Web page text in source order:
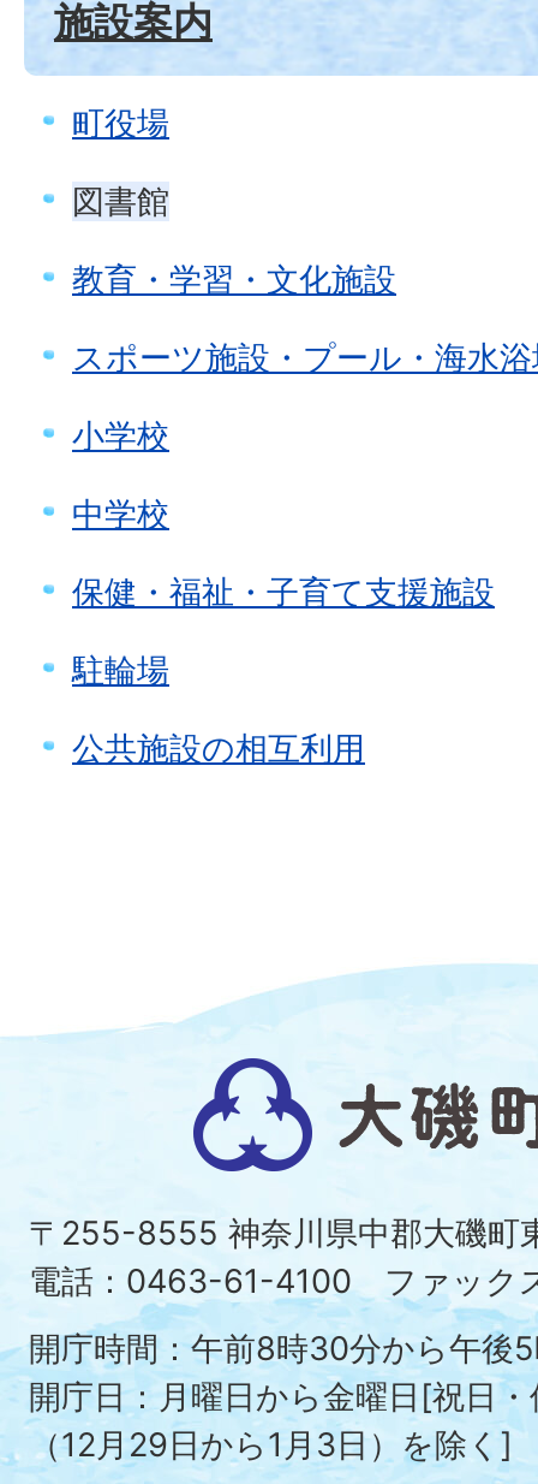
施設案内
町役場
図書館
教育・学習・文化施設
スポーツ施設・プール・海水
小学校
中学校
保健・福祉・子育て支援施設
駐輪場
公共施設の相互利用
大
磯
町
〒255-8555 神奈川県中郡大磯
電話：0463-61-4100 ファック
開庁時間：午前8時30分から午後
開庁日：月曜日から金曜日[祝日
（12月29日から1月3日）を除く]